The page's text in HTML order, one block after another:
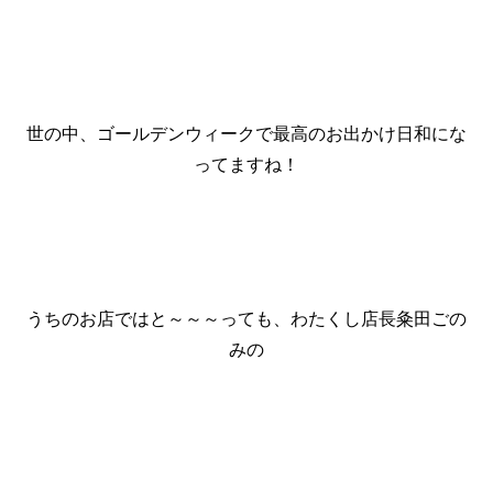
世の中、ゴールデンウィークで最高のお出かけ日和にな
ってますね！
うちのお店ではと～～～っても、わたくし店長粂田ごの
みの